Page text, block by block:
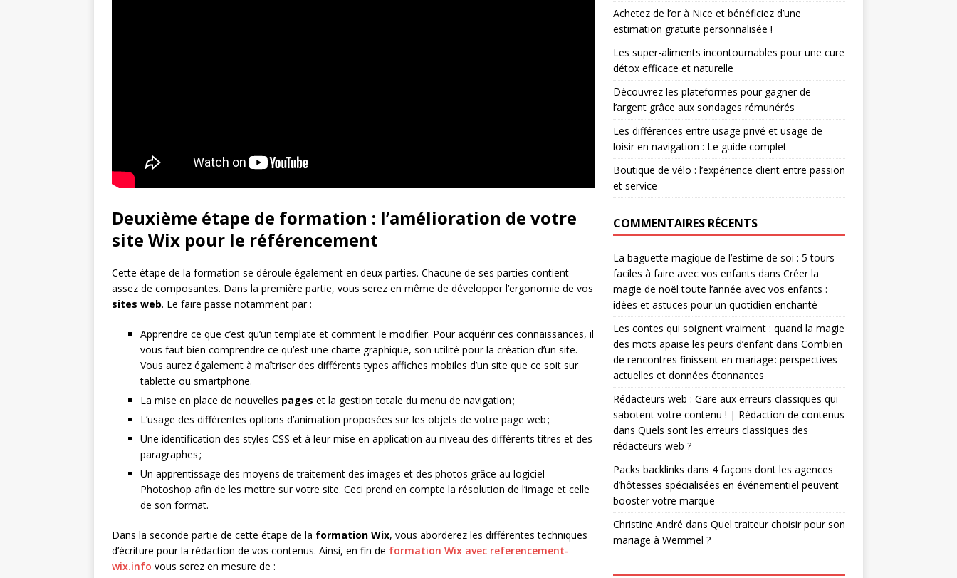
Deuxième étape de formation : l’amélioration de votre
site Wix pour le référencement
Cette étape de la formation se déroule également en deux parties. Chacune de ses parties contient
assez de composantes. Dans la première partie, vous serez en même de développer l’ergonomie de vos
sites web. Le faire passe notamment par :
Apprendre ce que c’est qu’un template et comment le modifier. Pour acquérir ces connaissances, il
vous faut bien comprendre ce qu’est une charte graphique, son utilité pour la création d’un site.
Vous aurez également à maîtriser des différents types affiches mobiles d’un site que ce soit sur
tablette ou smartphone.
La mise en place de nouvelles pages et la gestion totale du menu de navigation ;
L’usage des différentes options d’animation proposées sur les objets de votre page web ;
Une identification des styles CSS et à leur mise en application au niveau des différents titres et des
paragraphes ;
Un apprentissage des moyens de traitement des images et des photos grâce au logiciel
Photoshop afin de les mettre sur votre site. Ceci prend en compte la résolution de l’image et celle
de son format.
Dans la seconde partie de cette étape de la formation Wix, vous aborderez les différentes techniques
d’écriture pour la rédaction de vos contenus. Ainsi, en fin de formation Wix avec referencement-
wix.info vous serez en mesure de :
Achetez de l’or à Nice et bénéficiez d’une
estimation gratuite personnalisée !
Les super-aliments incontournables pour une cure
détox efficace et naturelle
Découvrez les plateformes pour gagner de
l’argent grâce aux sondages rémunérés
Les différences entre usage privé et usage de
loisir en navigation : Le guide complet
Boutique de vélo : l’expérience client entre passion
et service
COMMENTAIRES RÉCENTS
La baguette magique de l’estime de soi : 5 tours
faciles à faire avec vos enfants dans Créer la
magie de noël toute l’année avec vos enfants :
idées et astuces pour un quotidien enchanté
Les contes qui soignent vraiment : quand la magie
des mots apaise les peurs d’enfantdans Combien
de rencontres finissent en mariage : perspectives
actuelles et données étonnantes
Rédacteurs web : Gare aux erreurs classiques qui
sabotent votre contenu ! | Rédaction de contenus
dans Quels sont les erreurs classiques des
rédacteurs web ?
Packs backlinks dans 4 façons dont les agences
d’hôtesses spécialisées en événementiel peuvent
booster votre marque
Christine André dans Quel traiteur choisir pour son
mariage à Wemmel ?